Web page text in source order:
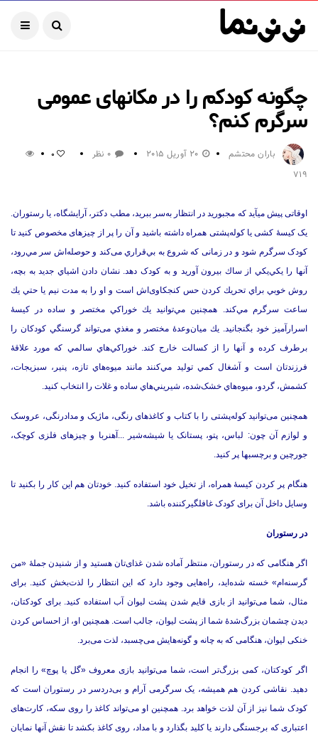
چگونه کودکم را در مکانهای عمومی
سرگرم کنم؟
باران محتشم 20 آوریل 2015 0 نظر 0
719
اوقاتی پیش می‏آید که مجبورید در انتظار به‌سر ببرید، مطب دکتر، آرایشگاه، یا رستوران.
یک کیسۀ کشی یا کوله‌پشتی همراه داشته باشيد و آن را پر از چیزهای مخصوص كنيد تا
کودک سرگرم شود و در زمانی که شروع به بي‌قراري می‌کند و حوصله‌اش سر مي‌رود،
آنها را يكي‌يكي از ساك بيرون آورید و به کودک دهد.‌ نشان دادن اشياي جديد به بچه،
روش خوبي براي تحريك كردن حس کنجکاوی‌اش است و او را به مدت نيم يا حتي يك
ساعت سرگرم مي‌كند.‌ همچنين مي‌توانيد يك خوراكي مختصر و ساده در كيسۀ
اسرارآميز خود بگنجانيد.‌ يك ميان‌وعدۀ مختصر و مغذي می‌تواند گرسنگي كودكان را
برطرف کرده و آنها را از کسالت خارج کند.‌ خوراكي‌هاي سالمي كه مورد علاقۀ
فرزندتان است و آشغال كمي توليد مي‌كنند مانند ميوه‌هاي تازه، پنير، سبزيجات،
كشمش، گردو، ميوه‌هاي خشک‌شده، شيريني‌هاي ساده و غلات را انتخاب كنيد.‌
همچنین می‌توانید کوله‌پشتی را با کتاب و کاغذهای رنگی، ماژیک و مدادرنگی، عروسک
و لوازم آن چون: لباس، پتو، پستانک یا شیشه‌شیر .‌.‌.‌آهن‏ربا و چیزهای فلزی کوچک،
جورچین و برچسب‏ها پر کنید.‌
هنگام پر کردن کیسۀ همراه، از تخیل خود استفاده کنید.‌ خودتان هم این کار را بکنید تا
وسایل داخل آن برای کودک غافلگیرکننده باشد.
در رستوران
اگر هنگامی که در رستوران، منتظر آماده شدن غذای‌تان هستید و از شنیدن جملۀ «من
گرسنه‌ام» خسته شده‌اید، راه‌هایی وجود دارد که این انتظار را لذت‌بخش کنید.‌ برای
مثال، شما می‌توانید از بازی قایم شدن پشت لیوان آب استفاده کنید.‌ برای کودکتان،
دیدن چشمان بزرگ‌شدۀ شما از پشت لیوان، جالب است.‌ همچنین او، از احساس کردن
خنکی لیوان، هنگامی که به چانه و گونه‌هایش می‌چسبد، لذت می‌برد.‌
اگر کودکتان، کمی بزرگ‌تر است، شما می‌توانید بازی معروف «گل یا پوچ» را انجام
دهید.‌ نقاشی کردن هم همیشه، یک سرگرمی آرام و بی‌دردسر در رستوران است که
کودک شما نیز از آن لذت خواهد برد.‌ همچنین او می‌تواند کاغذ را روی سکه، کارت‌های
اعتباری که برجستگی دارند یا کلید بگذارد و با مداد، روی کاغذ بکشد تا نقش آنها نمایان